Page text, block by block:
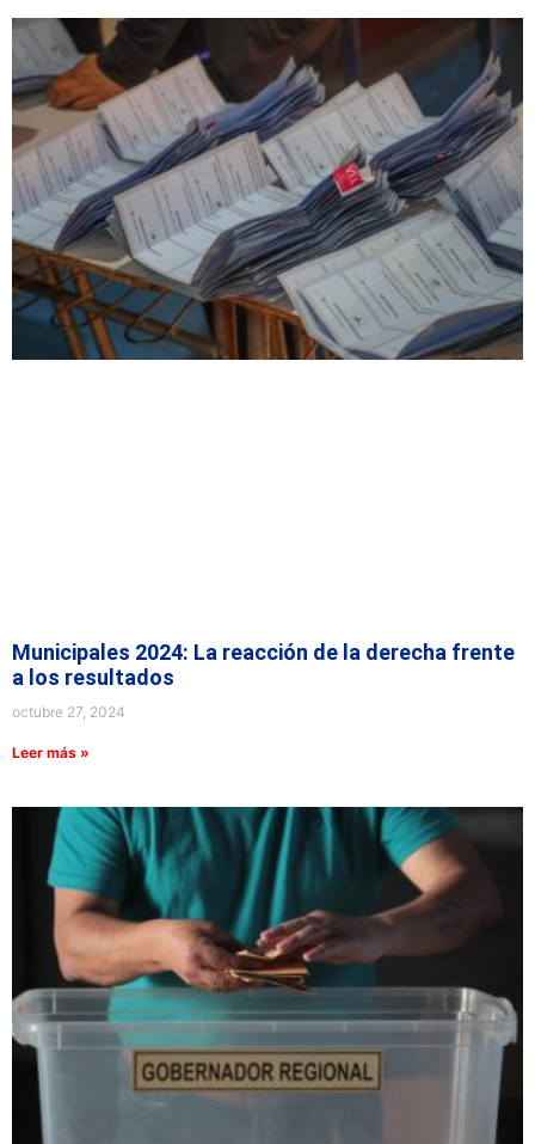
Municipales 2024: La reacción de la derecha frente
a los resultados
octubre 27, 2024
Leer más »